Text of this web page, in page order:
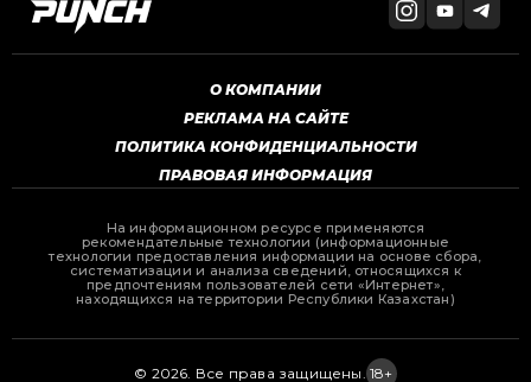
О КОМПАНИИ
РЕКЛАМА НА САЙТЕ
ПОЛИТИКА КОНФИДЕНЦИАЛЬНОСТИ
ПРАВОВАЯ ИНФОРМАЦИЯ
На информационном ресурсе применяются
рекомендательные технологии (информационные
технологии предоставления информации на основе сбора,
систематизации и анализа сведений, относящихся к
предпочтениям пользователей сети «Интернет»,
находящихся на территории Республики Казахстан)
© 2026. Все права защищены. 18+